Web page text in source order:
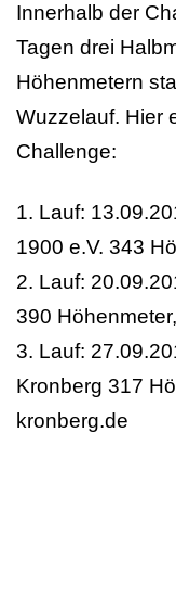
Innerhalb der
Tagen drei
Höhenmetern
Wuzzelauf. Hier
Challenge:
1. Lauf:
1900 e.V. 343
2. Lauf:
390
3. Lauf:
Kronberg 317
kronberg.de